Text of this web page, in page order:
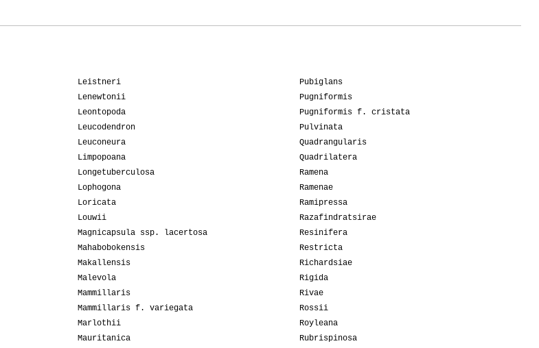
Leistneri
Lenewtonii
Leontopoda
Leucodendron
Leuconeura
Limpopoana
Longetuberculosa
Lophogona
Loricata
Louwii
Magnicapsula ssp. lacertosa
Mahabobokensis
Makallensis
Malevola
Mammillaris
Mammillaris f. variegata
Marlothii
Mauritanica
Pubiglans
Pugniformis
Pugniformis f. cristata
Pulvinata
Quadrangularis
Quadrilatera
Ramena
Ramenae
Ramipressa
Razafindratsirae
Resinifera
Restricta
Richardsiae
Rigida
Rivae
Rossii
Royleana
Rubrispinosa